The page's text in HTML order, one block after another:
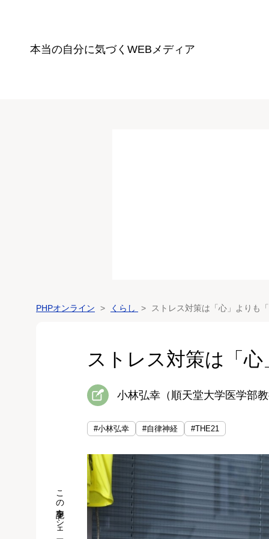
本当の自分に気づく WEBメディア
PHPオンライン くらし ストレス対策は「心」よりも
ストレス対策は「
小林弘幸（順天堂大学医学部
#小林弘幸 #自律神経 #THE21
この記事をシェア